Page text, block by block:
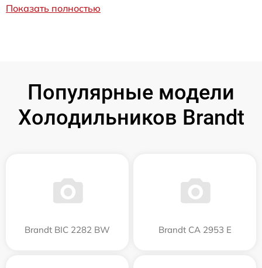
Показать полностью
Популярные модели
Холодильников Brandt
Brandt BIC 2282 BW Brandt CA 2953 E